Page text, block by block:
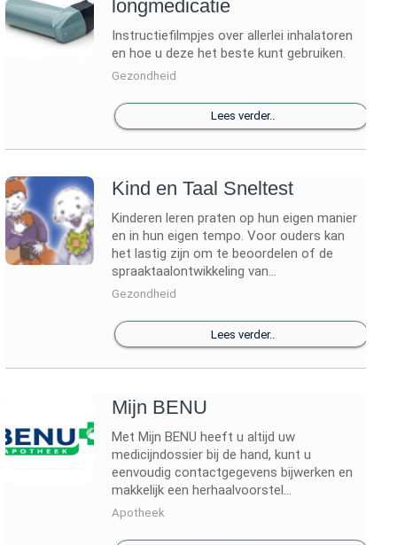
longmedicatie
Instructiefilmpjes over allerlei inhalatoren
en hoe u deze het beste kunt gebruiken.
Gezondheid
Lees verder..
Kind en Taal Sneltest
Kinderen leren praten op hun eigen manier
en in hun eigen tempo. Voor ouders kan
het lastig zijn om te beoordelen of de
spraaktaalontwikkeling van...
Gezondheid
Lees verder..
Mijn BENU
Met Mijn BENU heeft u altijd uw
medicijndossier bij de hand, kunt u
eenvoudig contactgegevens bijwerken en
makkelijk een herhaalvoorstel...
Apotheek